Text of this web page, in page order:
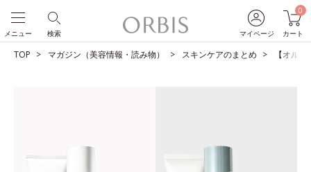
マイページ
0
カート
検索
メニュー
TOP マガジン（美容情報・読み物） スキンケアのまとめ 【オル